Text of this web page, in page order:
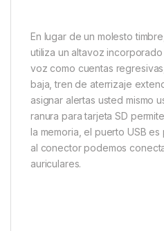
En lugar de un molesto
utiliza un altavoz
voz como cuentas
baja, tren de aterrizaje
asignar alertas usted mismo
ranura para tarjeta SD
la memoria, el puerto USB
al conector podemos
auriculares.